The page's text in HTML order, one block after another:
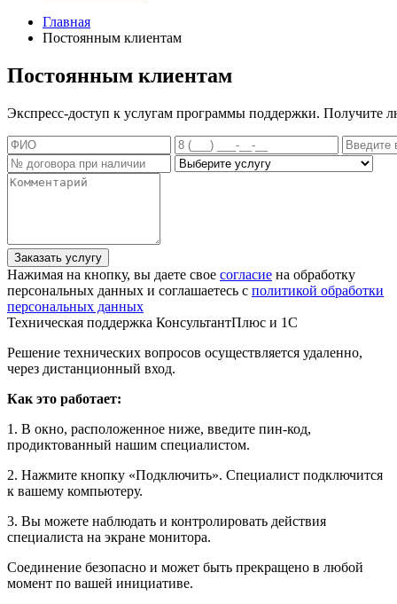
Главная
Постоянным клиентам
Постоянным клиентам
Экспресс-доступ к услугам программы поддержки. Получите
Заказать услугу
Нажимая на кнопку, вы даете свое согласие на обработку
персональных данных и соглашаетесь с политикой обработки
персональных данных
Техническая поддержка КонсультантПлюс и 1С
Решение технических вопросов осуществляется удаленно,
через дистанционный вход.
Как это работает:
1. В окно, расположенное ниже, введите пин-код,
продиктованный нашим специалистом.
2. Нажмите кнопку «Подключить». Специалист подключится
к вашему компьютеру.
3. Вы можете наблюдать и контролировать действия
специалиста на экране монитора.
Соединение безопасно и может быть прекращено в любой
момент по вашей инициативе.